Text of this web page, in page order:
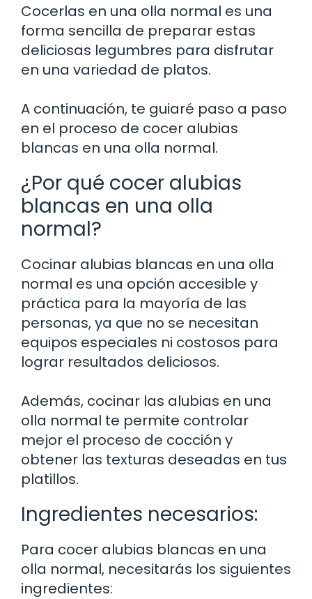
Cocerlas en una olla normal es una
forma sencilla de preparar estas
deliciosas legumbres para disfrutar
en una variedad de platos.
A continuación, te guiaré paso a paso
en el proceso de cocer alubias
blancas en una olla normal.
¿Por qué cocer alubias
blancas en una olla
normal?
Cocinar alubias blancas en una olla
normal es una opción accesible y
práctica para la mayoría de las
personas, ya que no se necesitan
equipos especiales ni costosos para
lograr resultados deliciosos.
Además, cocinar las alubias en una
olla normal te permite controlar
mejor el proceso de cocción y
obtener las texturas deseadas en tus
platillos.
Ingredientes necesarios:
Para cocer alubias blancas en una
olla normal, necesitarás los siguientes
ingredientes: